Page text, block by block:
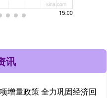
讯
增量政策 全力巩固经济回